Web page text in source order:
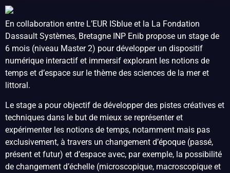
En collaboration entre L’EUR ISblue et la La Fondation
Dassault Systèmes, Bretagne INP Enib propose un stage de
6 mois (niveau Master 2) pour développer un dispositif
numérique interactif et immersif explorant les notions de
temps et d’espace sur le thème des sciences de la mer et
littoral.
Le stage a pour objectif de développer des pistes créatives et
techniques dans le but de mieux se représenter et
expérimenter les notions de temps, notamment mais pas
exclusivement, à travers un changement d’époque (passé,
présent et futur) et d’espace avec, par exemple, la possibilité
de changement d’échelle (microscopique, macroscopique et